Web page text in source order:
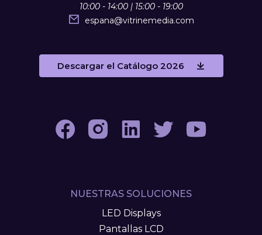
10:00 - 14:00 | 15:00 - 19:00
espana@vitrinemedia.com
Descargar el Catálogo 2026
NUESTRAS SOLUCIONES
LED Displays
Pantallas LCD